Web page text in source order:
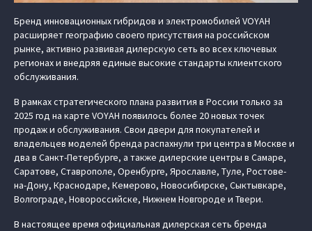
Бренд инновационных гибридов и электромобилей VOYAH
расширяет географию своего присутствия на российском
рынке, активно развивая дилерскую сеть во всех ключевых
регионах и внедряя единые высокие стандарты клиентского
обслуживания.
В рамках стратегического плана развития в России только за
2025 год на карте VOYAH появилось более 20 новых точек
продаж и обслуживания. Свои двери для покупателей и
владельцев моделей бренда распахнули три центра в Москве и
два в Санкт-Петербурге, а также дилерские центры в Самаре,
Саратове, Ставрополе, Оренбурге, Ярославле, Туле, Ростове-
на-Дону, Краснодаре, Кемерово, Новосибирске, Сыктывкаре,
Волгограде, Новороссийске, Нижнем Новгороде и Твери.
В настоящее время официальная дилерская сеть бренда